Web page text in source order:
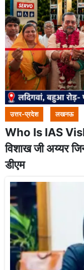
उत्तर-प्रदेश लखनऊ
Who Is IAS
विशाख जी अय्यर
डीएम